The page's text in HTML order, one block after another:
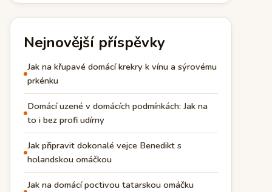
Nejnovější příspěvky
Jak na křupavé domácí krekry k vínu a sýrovému
prkénku
Domácí uzené v domácích podmínkách: Jak na
to i bez profi udírny
Jak připravit dokonalé vejce Benedikt s
holandskou omáčkou
Jak na domácí poctivou tatarskou omáčku